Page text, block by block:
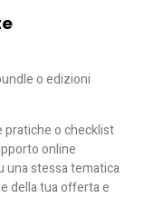
o edizioni
pratiche o checklist
online
una stessa tematica
della tua offerta e